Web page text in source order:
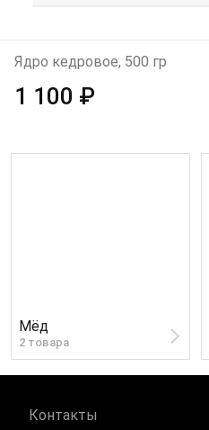
Ядро кедровое, 500 гр
1 100 ₽
Мёд
2 товара
Контакты